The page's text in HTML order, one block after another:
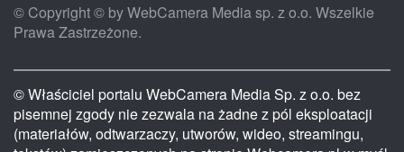
© Copyright © by WebCamera Media sp. z o.o. Wszelkie
Prawa Zastrzeżone.
© Właściciel portalu WebCamera Media Sp. z o.o. bez
pisemnej zgody nie zezwala na żadne z pól eksploatacji
(materiałów, odtwarzaczy, utworów, wideo, streamingu,